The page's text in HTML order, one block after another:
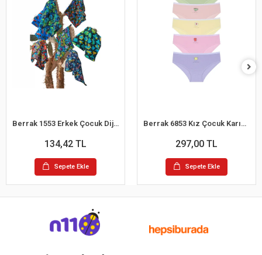
Berrak 1553 Erkek Çocuk Dijital Boxer
134,42 TL
Sepete Ekle
Berrak 6853 Kız Çocuk Karışık Renk Külot 5'li
297,00 TL
Sepete Ekle